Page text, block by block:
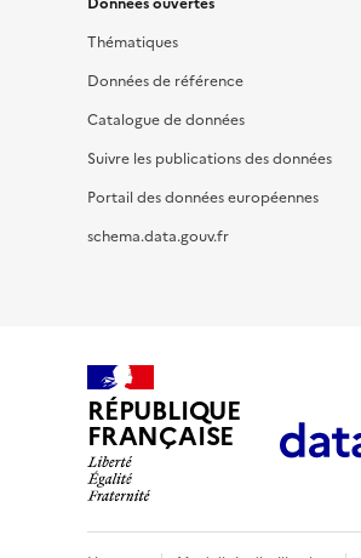
Thématiques
Données de référence
Catalogue de données
Suivre les publications des données
Portail des données européennes
schema.data.gouv.fr
RÉPUBLIQUE
FRANÇAISE